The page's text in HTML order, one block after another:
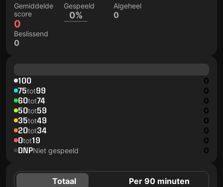
Gemiddelde
score
0
Gespeeld
0%
Algeheel
0
Beslissend
0
100 0
75tot99 0
60tot74 0
50tot59 0
35tot49 0
20tot34 0
0tot19 0
DNPNiet gespeeld 0
Totaal Per 90 minuten